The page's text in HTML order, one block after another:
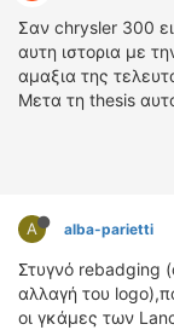
Σαν chrysler 300
αυτη ιστορια με
αμαξια της
Μετα τη thesis
A alba-parietti
Στυγνό rebadging
αλλαγή του
οι γκάμες των